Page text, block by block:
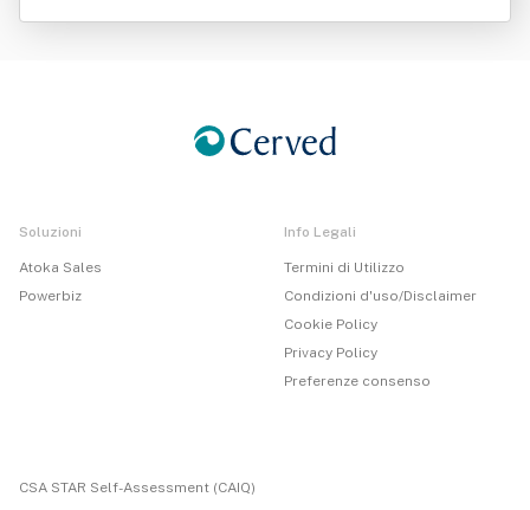
Soluzioni
Atoka Sales
Powerbiz
Info Legali
Termini di Utilizzo
Condizioni d'uso/Disclaimer
Cookie Policy
Privacy Policy
Preferenze consenso
CSA STAR Self-Assessment (CAIQ)